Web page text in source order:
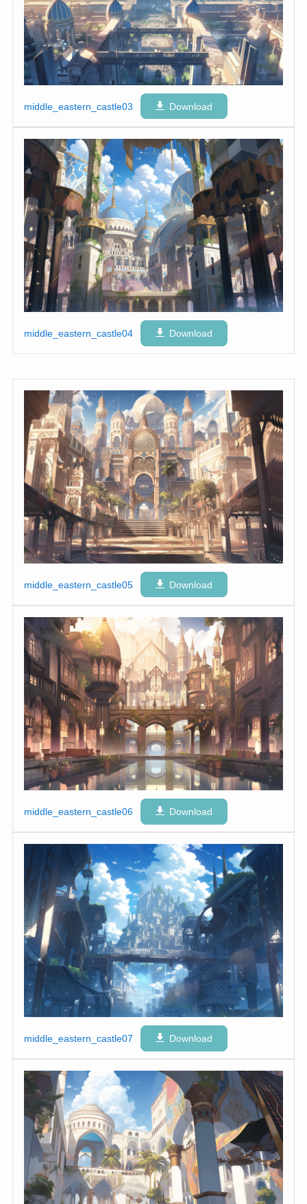
middle_eastern_castle03 Download
middle_eastern_castle04 Download
middle_eastern_castle05 Download
middle_eastern_castle06 Download
middle_eastern_castle07 Download